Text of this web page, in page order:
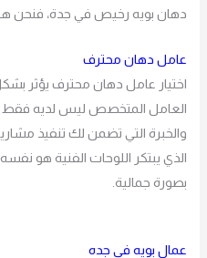
دهان بويه رخيص في جدة، فنحن
عامل دهان محترف
اختيار عامل دهان محترف يؤثر
العامل المتخصص ليس لديه فقط
والخبرة التي تضمن لك تنفيذ
الذي يبتكر اللوحات الفنية هو
بصورة جمالية.
عمال بويه في جده